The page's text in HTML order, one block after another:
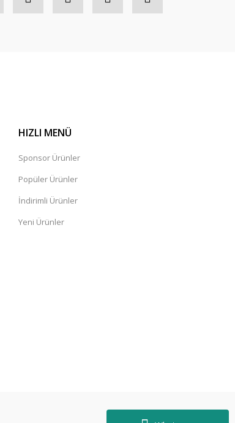
Diğer yorumları göster
HIZLI MENÜ
Sponsor Ürünler
Popüler Ürünler
İndirimli Ürünler
Yeni Ürünler